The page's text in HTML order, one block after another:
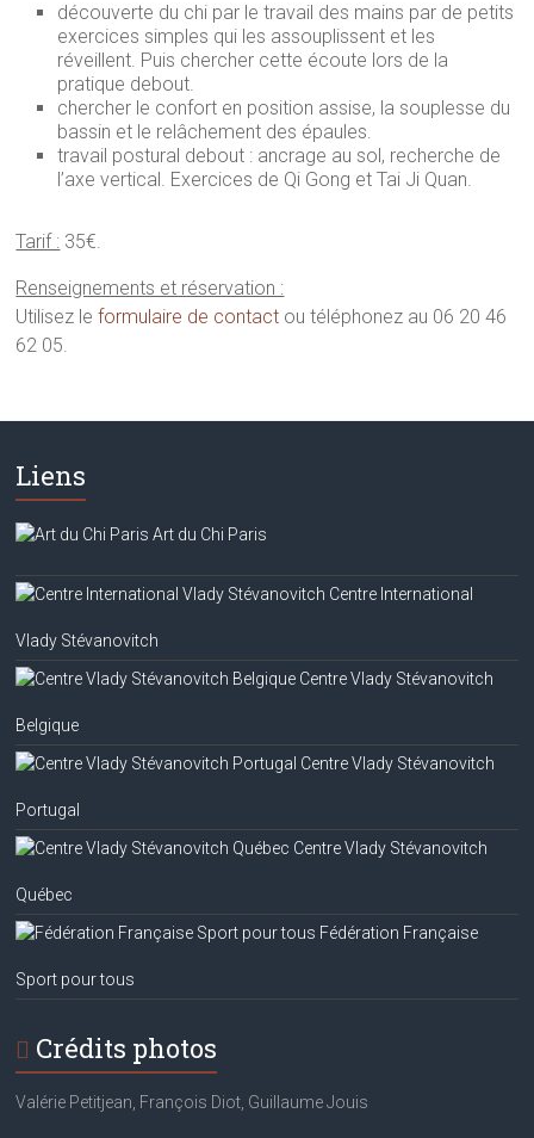
découverte du chi par le travail des mains par de petits
exercices simples qui les assouplissent et les
réveillent. Puis chercher cette écoute lors de la
pratique debout.
chercher le confort en position assise, la souplesse du
bassin et le relâchement des épaules.
travail postural debout : ancrage au sol, recherche de
l’axe vertical. Exercices de Qi Gong et Tai Ji Quan.
Tarif : 35€.
Renseignements et réservation :
Utilisez leformulaire de contact ou téléphonez au 06 20 46
62 05.
Liens
Art du Chi Paris
Centre International
Vlady Stévanovitch
Centre Vlady Stévanovitch
Belgique
Centre Vlady Stévanovitch
Portugal
Centre Vlady Stévanovitch
Québec
Fédération Française
Sport pour tous
Crédits photos
Valérie Petitjean, François Diot, Guillaume Jouis